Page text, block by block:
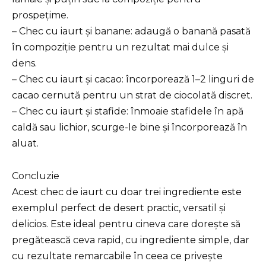
prospețime.
– Chec cu iaurt și banane: adaugă o banană pasată
în compoziție pentru un rezultat mai dulce și
dens.
– Chec cu iaurt și cacao: încorporează 1–2 linguri de
cacao cernută pentru un strat de ciocolată discret.
– Chec cu iaurt și stafide: înmoaie stafidele în apă
caldă sau lichior, scurge-le bine și încorporează în
aluat.
Concluzie
Acest chec de iaurt cu doar trei ingrediente este
exemplul perfect de desert practic, versatil și
delicios. Este ideal pentru cineva care dorește să
pregătească ceva rapid, cu ingrediente simple, dar
cu rezultate remarcabile în ceea ce privește